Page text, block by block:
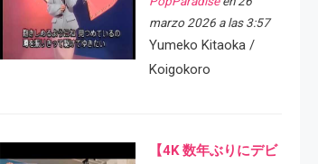
marzo 2026 a las 3:57
Yumeko Kitaoka /
Koigokoro
【4K 数年ぶりにデビ